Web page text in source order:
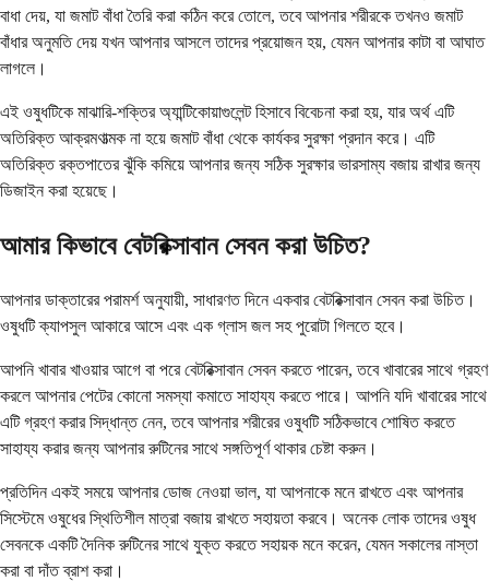
বাধা দেয়, যা জমাট বাঁধা তৈরি করা কঠিন করে তোলে, তবে আপনার শরীরকে তখনও জমাট
বাঁধার অনুমতি দেয় যখন আপনার আসলে তাদের প্রয়োজন হয়, যেমন আপনার কাটা বা আঘাত
লাগলে।
এই ওষুধটিকে মাঝারি-শক্তির অ্যান্টিকোয়াগুলেন্ট হিসাবে বিবেচনা করা হয়, যার অর্থ এটি
অতিরিক্ত আক্রমণাত্মক না হয়ে জমাট বাঁধা থেকে কার্যকর সুরক্ষা প্রদান করে। এটি
অতিরিক্ত রক্তপাতের ঝুঁকি কমিয়ে আপনার জন্য সঠিক সুরক্ষার ভারসাম্য বজায় রাখার জন্য
ডিজাইন করা হয়েছে।
আমার কিভাবে বেটরিক্সাবান সেবন করা উচিত?
আপনার ডাক্তারের পরামর্শ অনুযায়ী, সাধারণত দিনে একবার বেটরিক্সাবান সেবন করা উচিত।
ওষুধটি ক্যাপসুল আকারে আসে এবং এক গ্লাস জল সহ পুরোটা গিলতে হবে।
আপনি খাবার খাওয়ার আগে বা পরে বেটরিক্সাবান সেবন করতে পারেন, তবে খাবারের সাথে গ্রহণ
করলে আপনার পেটের কোনো সমস্যা কমাতে সাহায্য করতে পারে। আপনি যদি খাবারের সাথে
এটি গ্রহণ করার সিদ্ধান্ত নেন, তবে আপনার শরীরের ওষুধটি সঠিকভাবে শোষিত করতে
সাহায্য করার জন্য আপনার রুটিনের সাথে সঙ্গতিপূর্ণ থাকার চেষ্টা করুন।
প্রতিদিন একই সময়ে আপনার ডোজ নেওয়া ভাল, যা আপনাকে মনে রাখতে এবং আপনার
সিস্টেমে ওষুধের স্থিতিশীল মাত্রা বজায় রাখতে সহায়তা করবে। অনেক লোক তাদের ওষুধ
সেবনকে একটি দৈনিক রুটিনের সাথে যুক্ত করতে সহায়ক মনে করেন, যেমন সকালের নাস্তা
করা বা দাঁত ব্রাশ করা।